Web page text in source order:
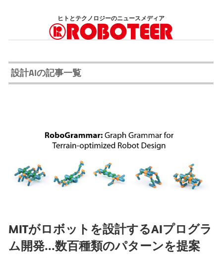
ツ
へ
ヒトとテクノロジーのニュースメディア
設計AIの記事一覧
MITがロボットを設計するAIプログラ
ム開発...数百種類のパターンを提案